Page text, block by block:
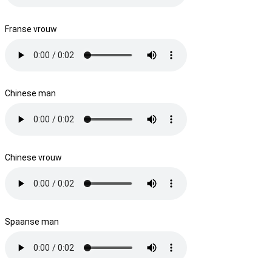
Franse vrouw
Chinese man
Chinese vrouw
Spaanse man